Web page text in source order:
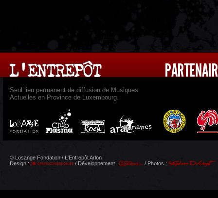
Seul lieu permanent de diffusion de Musiques
Actuelles en Province de Luxembourg.
© Losange Fondation / L'Entrepôt Arlon
Design :
/ Développement : / Photos :